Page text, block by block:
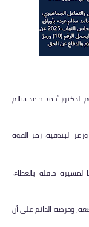
أحمد حامد سالم
عن دائرة مركز وبندر دمنهور، ليحمل الرقم (10) ورمز البندقية، رمز القوة
حافلة بالعطاء،
وحرصه الدائم على أن